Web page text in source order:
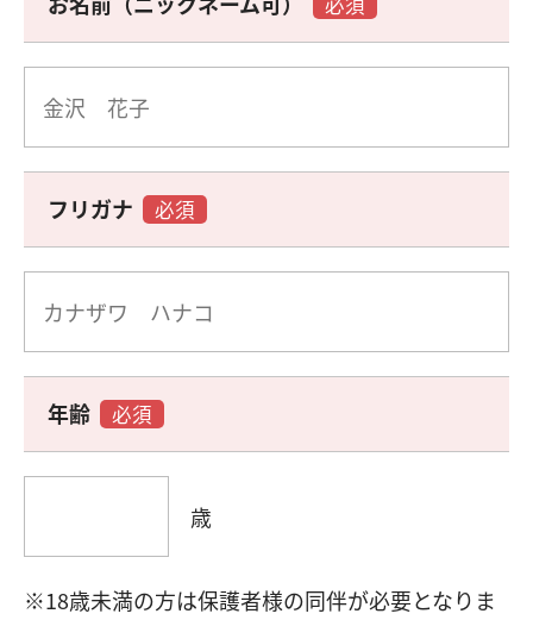
フリガナ 必須
年齢 必須
歳
18歳未満の方は保護者様の同伴が必要となりま